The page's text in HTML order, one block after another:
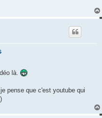
là.
pense que c'est youtube qui